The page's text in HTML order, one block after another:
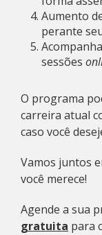
Aumento
perante
sessões
O programa
carreira atual
caso você
Vamos juntos
você merece!
Agende a sua
gratuita para